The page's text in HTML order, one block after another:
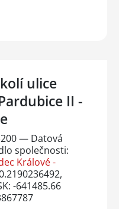
ulice
II -
— Datová
společnosti:
Králové -
-641485.66